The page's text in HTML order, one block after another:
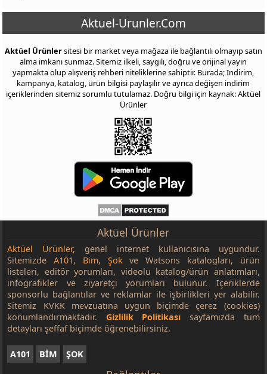
Aktuel-Urunler.Com
Aktüel Ürünlersitesi bir market veya mağaza ile bağlantılı olmayıp satın
alma imkanı sunmaz. Sitemiz ilkeli, saygılı, doğru ve orijinal yayın
yapmakta olup alışveriş rehberi niteliklerine sahiptir. Burada; İndirim,
kampanya, katalog, ürün bilgisi paylaşılır ve ayrıca değişen indirim
içeriklerinden sitemiz sorumlu tutulamaz. Doğru bilgi için kaynak: Aktüel
Ürünler
Aktüel Ürünler
Aktüel Ürünler, genel internet kullanıcısına uygundur.
SitemizdeA101, Bim, Şokve Watsons katalogları, ürün
listeleri, editör yorumları, videolu katalog/ürün anlatımları,
infografikler ve ziyaretçi yorumları bulunur. İçeriklerde
sponsorlu bağlantılar ve reklamlar ile işbirlikleri yer alabilir.
Sitemiz KVKK mevzuatına uygun biçimde çerez (cookies)
konumlandırmaktadır. Gizlilik Politikası sayfamızda tüm
detayları şeffaf biçimde öğrenebilirsiniz.
A101 BİM ŞOK